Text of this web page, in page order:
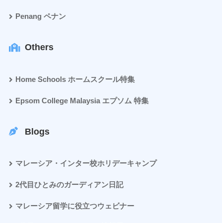
Penang ペナン
Others
Home Schools ホームスクール特集
Epsom College Malaysia エプソム 特集
Blogs
マレーシア・インター校ホリデーキャンプ
2代目ひとみのガーディアン日記
マレーシア留学に役立つウェビナー